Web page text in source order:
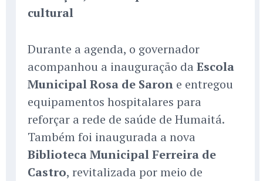
cultural
Durante a agenda, o governador
acompanhou a inauguração da Escola
Municipal Rosa de Saron e entregou
equipamentos hospitalares para
reforçar a rede de saúde de Humaitá.
Também foi inaugurada a nova
Biblioteca Municipal Ferreira de
Castro, revitalizada por meio de